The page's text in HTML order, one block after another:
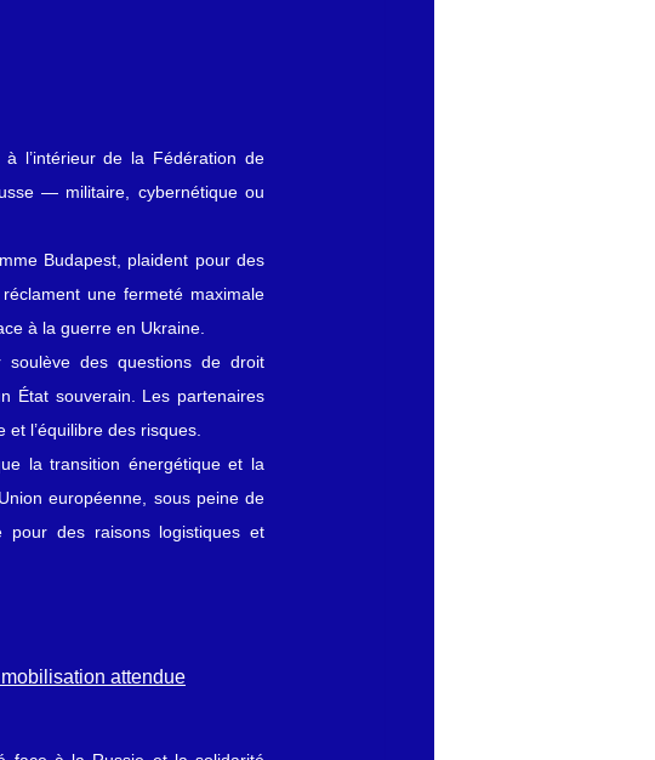
l’intérieur de la Fédération de
— militaire, cybernétique ou
Budapest, plaident pour des
une fermeté maximale
à la guerre en Ukraine.
des questions de droit
État souverain. Les partenaires
l’équilibre des risques.
la transition énergétique et la
européenne, sous peine de
pour des raisons logistiques et
attendue